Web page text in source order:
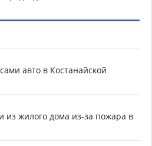
авто в Костанайской
из жилого дома из-за пожара в